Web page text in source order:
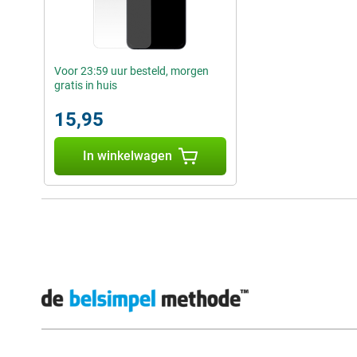
Voor 23:59 uur besteld, morgen
gratis in huis
15,95
In winkelwagen